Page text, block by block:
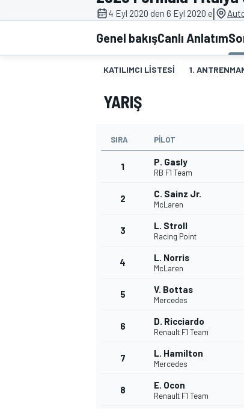
MOTOGP
WORLD SUPERBIKE
4 Eyl 2020 den 6 Eyl 2020 e|
Genel bakışCanlı Anlatım
KATILIMCI LISTESI 1.
YARIŞ
SIRA PILOT
1 P. Gasly
RB F1 Team
2 C. Sainz Jr.
McLaren
3 L. Stroll
Racing Point
4 L. Norris
McLaren
5 V. Bottas
Mercedes
6 D. Ricciardo
Renault F1 Team
7 L. Hamilton
Mercedes
8 E. Ocon
Renault F1 Team